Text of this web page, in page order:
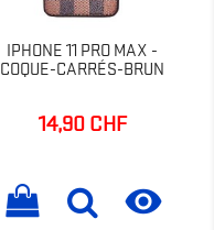
IPHONE 11 PRO MAX -
COQUE-CARRÉS-BRUN
Prix
14,90 CHF
